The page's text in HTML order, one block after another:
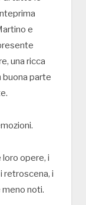
e
una ricca
buona parte
loro opere, i
retroscena, i
noti.